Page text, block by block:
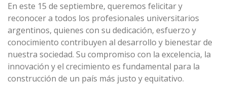
En este 15 de septiembre, queremos felicitar y
reconocer a todos los profesionales universitarios
argentinos, quienes con su dedicación, esfuerzo y
conocimiento contribuyen al desarrollo y bienestar de
nuestra sociedad. Su compromiso con la excelencia, la
innovación y el crecimiento es fundamental para la
construcción de un país más justo y equitativo.